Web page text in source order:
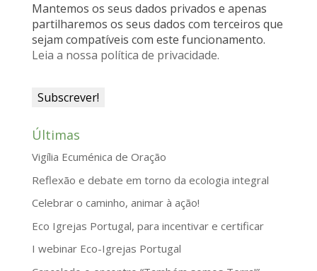
d
l
y
Mantemos os seus dados privados e apenas
partilharemos os seus dados com terceiros que
sejam compatíveis com este funcionamento.
Leia a nossa política de privacidade.
Últimas
Vigília Ecuménica de Oração
Reflexão e debate em torno da ecologia integral
Celebrar o caminho, animar à ação!
Eco Igrejas Portugal, para incentivar e certificar
I webinar Eco-Igrejas Portugal